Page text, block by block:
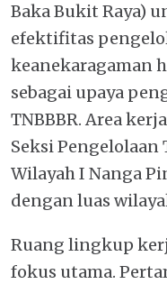
Baka Bukit Raya)
efektifitas
keanekaragaman
sebagai upaya
TNBBBR. Area
Seksi Pengelolaan
Wilayah I Nanga
dengan luas
Ruang lingkup
fokus utama.